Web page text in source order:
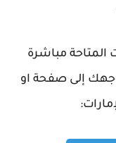
المتاحة مباشرة
إلى صفحة او